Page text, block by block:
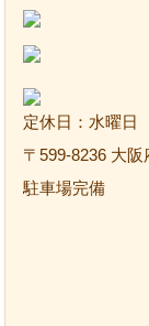
定休日：水曜
〒599-8236 大
駐車場完備